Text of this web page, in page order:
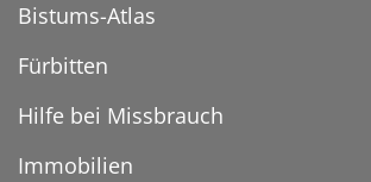
Bistums-Atlas
Fürbitten
Hilfe bei Missbrauch
Immobilien